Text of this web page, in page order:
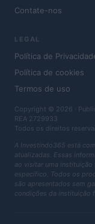
Contate-nos
LEGAL
Política de
Política de cookies
Termos de uso
Copyright © 2026 ·
REA 2729933
Todos os direitos
A Investindo365 está
atualizadas. Essas
ao visitar uma
específico. Todos os
são apresentados sem
condições da instituição